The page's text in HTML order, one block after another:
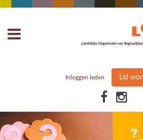
Inloggen leden Lid